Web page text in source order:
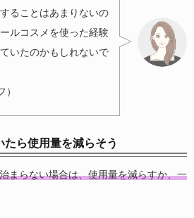
ることはあまりないの
ルコスメを使った経験
いたのかもしれないで
ら使用量を減らそう
まらない場合は、使用量を減らすか、一